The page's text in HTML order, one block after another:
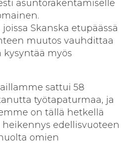
asuntorakentamiselle
Skanska etupäässä
muutos vauhdittaa
myös
sattui 58
työtapaturmaa, ja
on tällä hetkellä
heikennys edellisvuoteen
omien